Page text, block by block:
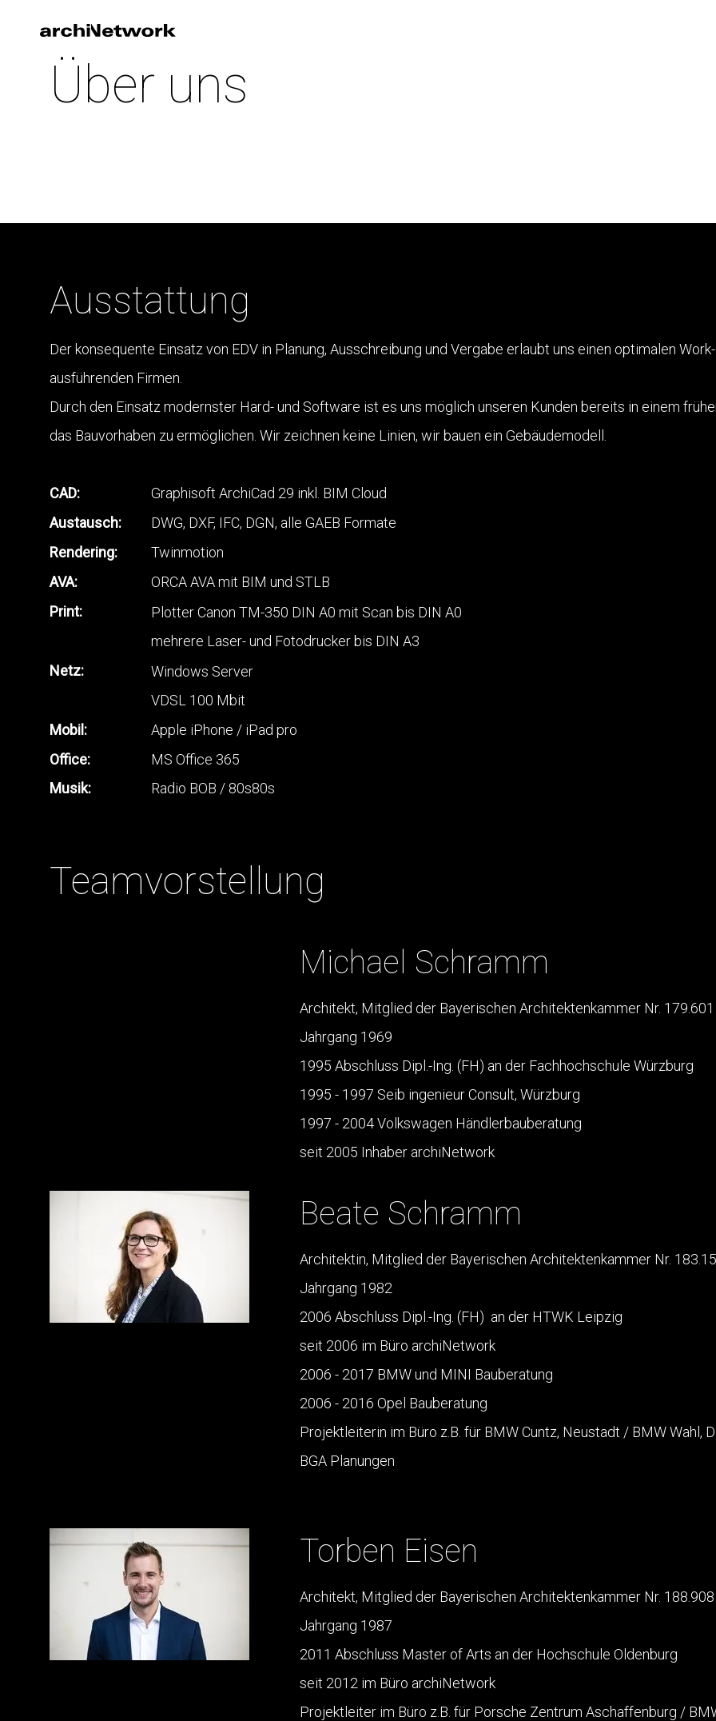
Über uns
Ausstattung
Der konsequente Einsatz von EDV in Planung, Ausschreibung und Vergabe erlaubt uns einen optimalen
ausführenden Firmen.
Durch den Einsatz modernster Hard- und Software ist es uns möglich unseren Kunden bereits in einem
das Bauvorhaben zu ermöglichen. Wir zeichnen keine Linien, wir bauen ein Gebäudemodell.
CAD:
Graphisoft ArchiCad 29 inkl. BIM Cloud
Austausch:
DWG, DXF, IFC, DGN, alle GAEB Formate
Rendering:
Twinmotion
AVA:
ORCA AVA mit BIM und STLB
Print:
Plotter Canon TM-350 DIN A0 mit Scan bis DIN A0
mehrere Laser- und Fotodrucker bis DIN A3
Netz:
Windows Server
VDSL 100 Mbit
Mobil:
Apple iPhone / iPad pro
Office:
MS Office 365
Musik:
Radio BOB / 80s80s
Teamvorstellung
Michael Schramm
Architekt, Mitglied der Bayerischen Architektenkammer Nr. 179.601
Jahrgang 1969
1995 Abschluss Dipl.-Ing. (FH) an der Fachhochschule Würzburg
1995 - 1997 Seib ingenieur Consult, Würzburg
1997 - 2004 Volkswagen Händlerbauberatung
seit 2005 Inhaber archiNetwork
Beate Schramm
Architektin, Mitglied der Bayerischen Architektenkammer Nr.
Jahrgang 1982
2006 Abschluss Dipl.-Ing. (FH) an der HTWK Leipzig
seit 2006 im Büro archiNetwork
2006 - 2017 BMW und MINI Bauberatung
2006 - 2016 Opel Bauberatung
Projektleiterin im Büro z.B. für BMW Cuntz, Neustadt / BMW Wahl,
BGA Planungen
Torben Eisen
Architekt, Mitglied der Bayerischen Architektenkammer Nr. 188.908
Jahrgang 1987
2011 Abschluss Master of Arts an der Hochschule Oldenburg
seit 2012 im Büro archiNetwork
Projektleiter im Büro z.B. für Porsche Zentrum Aschaffenburg /